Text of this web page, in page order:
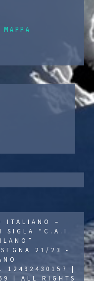
ITALIANO –
SIGLA “C.A.I.
21/23 -
12492430157 |
| ALL RIGHTS